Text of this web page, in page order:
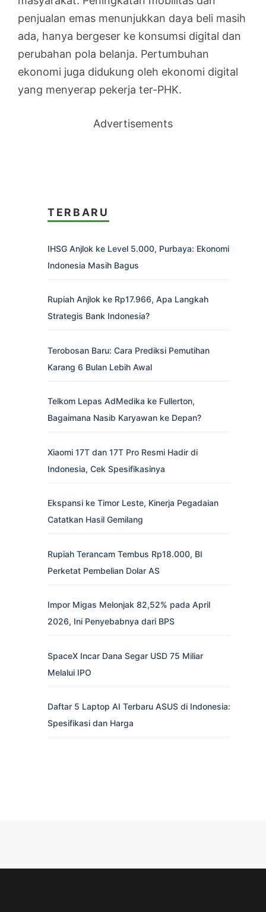
penjualan emas menunjukkan daya beli masih
ada, hanya bergeser ke konsumsi digital dan
perubahan pola belanja. Pertumbuhan
ekonomi juga didukung oleh ekonomi digital
yang menyerap pekerja ter-PHK.
Advertisements
TERBARU
IHSG Anjlok ke Level 5.000, Purbaya: Ekonomi
Indonesia Masih Bagus
Rupiah Anjlok ke Rp17.966, Apa Langkah
Strategis Bank Indonesia?
Terobosan Baru: Cara Prediksi Pemutihan
Karang 6 Bulan Lebih Awal
Telkom Lepas AdMedika ke Fullerton,
Bagaimana Nasib Karyawan ke Depan?
Xiaomi 17T dan 17T Pro Resmi Hadir di
Indonesia, Cek Spesifikasinya
Ekspansi ke Timor Leste, Kinerja Pegadaian
Catatkan Hasil Gemilang
Rupiah Terancam Tembus Rp18.000, BI
Perketat Pembelian Dolar AS
Impor Migas Melonjak 82,52% pada April
2026, Ini Penyebabnya dari BPS
SpaceX Incar Dana Segar USD 75 Miliar
Melalui IPO
Daftar 5 Laptop AI Terbaru ASUS di Indonesia:
Spesifikasi dan Harga